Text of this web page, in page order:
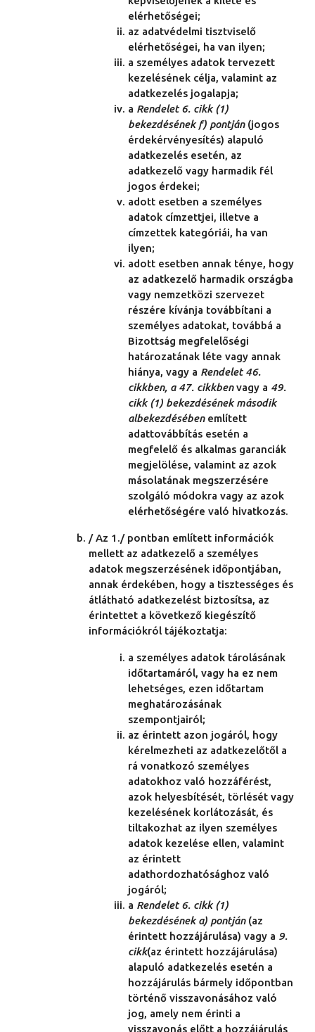
elérhetőségei;
az adatvédelmi tisztviselő
elérhetőségei, ha van ilyen;
a személyes adatok tervezett
kezelésének célja, valamint az
adatkezelés jogalapja;
a Rendelet 6. cikk (1)
bekezdésének f) pontján (jogos
érdekérvényesítés) alapuló
adatkezelés esetén, az
adatkezelő vagy harmadik fél
jogos érdekei;
adott esetben a személyes
adatok címzettjei, illetve a
címzettek kategóriái, ha van
ilyen;
adott esetben annak ténye, hogy
az adatkezelő harmadik országba
vagy nemzetközi szervezet
részére kívánja továbbítani a
személyes adatokat, továbbá a
Bizottság megfelelőségi
határozatának léte vagy annak
hiánya, vagy a Rendelet 46.
cikkben, a 47. cikkbenvagy a 49.
cikk (1) bekezdésének második
albekezdésében említett
adattovábbítás esetén a
megfelelő és alkalmas garanciák
megjelölése, valamint az azok
másolatának megszerzésére
szolgáló módokra vagy az azok
elérhetőségére való hivatkozás.
/ Az 1./ pontban említett információk
mellett az adatkezelő a személyes
adatok megszerzésének időpontjában,
annak érdekében, hogy a tisztességes és
átlátható adatkezelést biztosítsa, az
érintettet a következő kiegészítő
információkról tájékoztatja:
a személyes adatok tárolásának
időtartamáról, vagy ha ez nem
lehetséges, ezen időtartam
meghatározásának
szempontjairól;
az érintett azon jogáról, hogy
kérelmezheti az adatkezelőtől a
rá vonatkozó személyes
adatokhoz való hozzáférést,
azok helyesbítését, törlését vagy
kezelésének korlátozását, és
tiltakozhat az ilyen személyes
adatok kezelése ellen, valamint
az érintett
adathordozhatósághoz való
jogáról;
a Rendelet 6. cikk (1)
bekezdésének a) pontján (az
érintett hozzájárulása) vagy a 9.
cikk(az érintett hozzájárulása)
alapuló adatkezelés esetén a
hozzájárulás bármely időpontban
történő visszavonásához való
jog, amely nem érinti a
visszavonás előtt a hozzájárulás